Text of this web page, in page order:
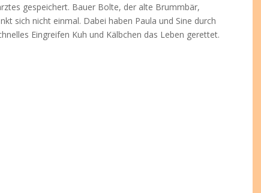
gespeichert. Bauer Bolte, der alte Brummbär,
sich nicht einmal. Dabei haben Paula und Sine durch
Eingreifen Kuh und Kälbchen das Leben gerettet.